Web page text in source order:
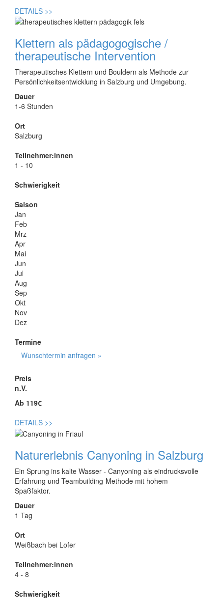
DETAILS >>
Klettern als pädagogogische /
therapeutische Intervention
Therapeutisches Klettern und Bouldern als Methode zur
Persönlichkeitsentwicklung in Salzburg und Umgebung.
Dauer
1-6 Stunden
Ort
Salzburg
Teilnehmer:innen
1 - 10
Schwierigkeit
Saison
Jan
Feb
Mrz
Apr
Mai
Jun
Jul
Aug
Sep
Okt
Nov
Dez
Termine
Wunschtermin anfragen »
Preis
n.V.
Ab 119€
DETAILS >>
Naturerlebnis Canyoning in Salzburg
Ein Sprung ins kalte Wasser - Canyoning als eindrucksvolle
Erfahrung und Teambuilding-Methode mit hohem
Spaßfaktor.
Dauer
1 Tag
Ort
Weißbach bei Lofer
Teilnehmer:innen
4 - 8
Schwierigkeit